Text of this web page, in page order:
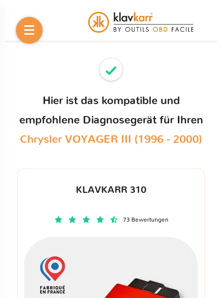
Hier ist das kompatible und
empfohlene Diagnosegerät für Ihren
Chrysler VOYAGER III (1996 - 2000)
KLAVKARR 310
73 Bewertungen